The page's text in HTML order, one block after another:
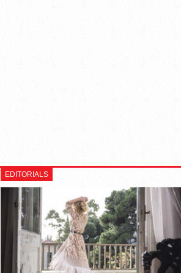
EDITORIALS